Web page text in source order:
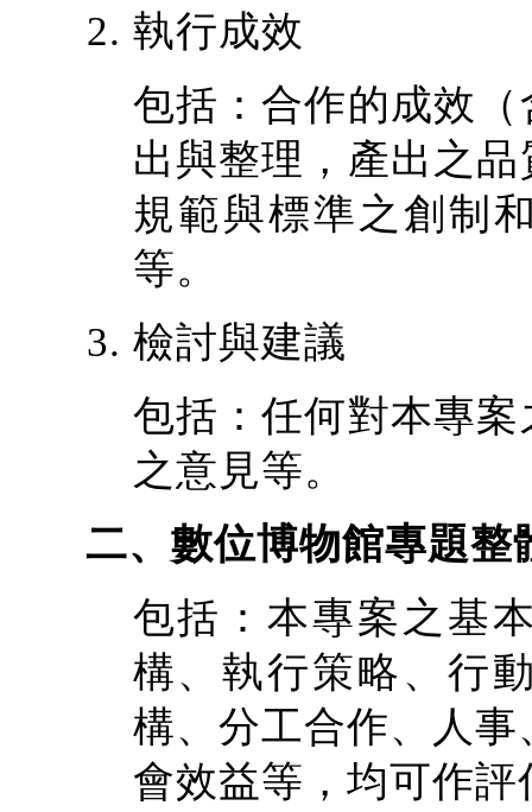
執行成效
包括：合作的成效
出與整理，產出之
規範與標準之創制
等。
檢討與建議
包括：任何對本專
之意見等。
二、數位博物館專題整
包括：本專案之基
構、執行策略、行
構、分工合作、人
會效益等，均可作評